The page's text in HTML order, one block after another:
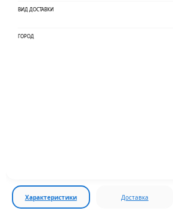
ВИД ДОСТАВКИ
ГОРОД
Характеристики Доставка